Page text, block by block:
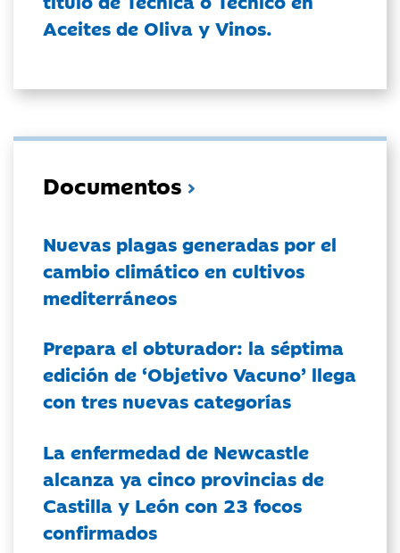
Aceites de Oliva y Vinos.
Documentos
Nuevas plagas generadas por el
cambio climático en cultivos
mediterráneos
Prepara el obturador: la séptima
edición de ‘Objetivo Vacuno’ llega
con tres nuevas categorías
La enfermedad de Newcastle
alcanza ya cinco provincias de
Castilla y León con 23 focos
confirmados